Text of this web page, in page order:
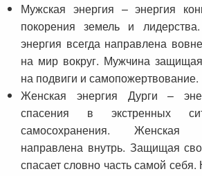
Мужская энергия – энергия
покорения земель и
энергия всегда направлена
на мир вокруг. Мужчина
на подвиги и самопожертвование.
Женская энергия Дурги –
спасения в экстренных
самосохранения. Женская
направлена внутрь. Защищая
спасает словно часть самой